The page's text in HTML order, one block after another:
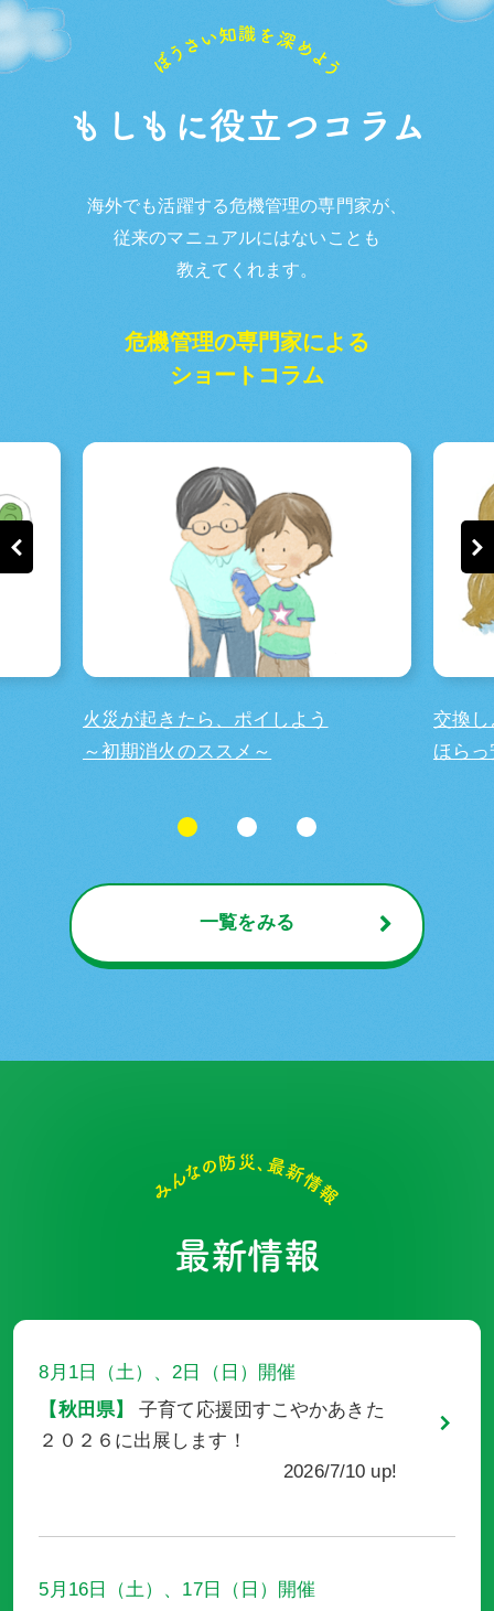
もしもに役立つコラム
海外でも活躍する危機管理の専門家が、
従来のマニュアルにはないことも
教えてくれます。
危機管理の専門家による
ショートコラム
火災が起きたら、ポイしよう
～初期消火のススメ～
交換
ほら
一覧をみる
最新情報
8月1日（土）、2日（日）
開催
秋田県
子育て応援団すこやかあきた
２０２６に出展します！
2026/7/10 up!
5月16日（土）、17日（日） 開催